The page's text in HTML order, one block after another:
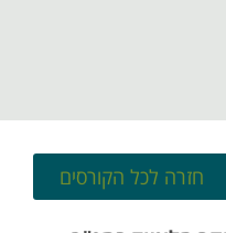
חזרה לכל הקורסים